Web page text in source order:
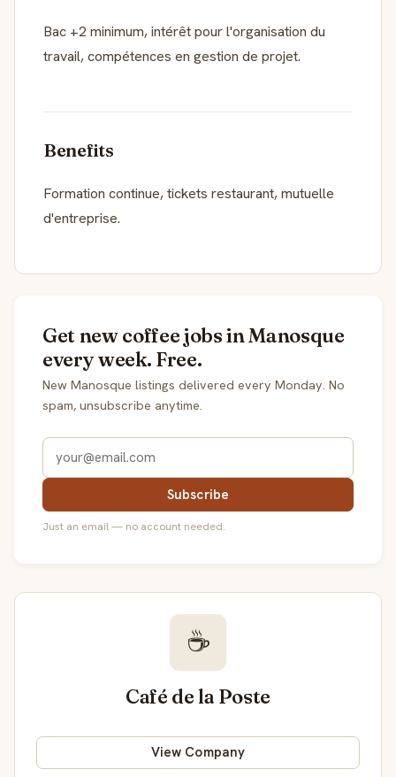
Bac +2 minimum, intérêt pour l'organisation du
travail, compétences en gestion de projet.
Benefits
Formation continue, tickets restaurant, mutuelle
d'entreprise.
Get new coffee jobs in Manosque
every week. Free.
New Manosque listings delivered every Monday. No
spam, unsubscribe anytime.
Subscribe
Just an email — no account needed.
☕
Café de la Poste
View Company